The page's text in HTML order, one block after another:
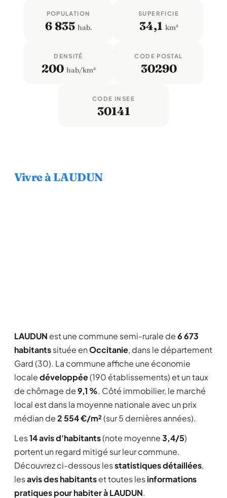
POPULATION
6 835 hab.
SUPERFICIE
34,1 km²
DENSITÉ
200 hab/km²
CODE POSTAL
30290
CODE INSEE
30141
Vivre à LAUDUN
LAUDUN est une commune semi-rurale de6 673
habitantssituée enOccitanie, dans le département
Gard (30). La commune affiche une économie
localedéveloppée(190 établissements) et un taux
de chômage de9,1 %. Côté immobilier, le marché
local est dans la moyenne nationale avec un prix
médian de2 554 €/m²(sur 5 dernières années).
Les14 avis d'habitants(note moyenne3,4/5)
portent un regard mitigé sur leur commune.
Découvrez ci-dessous lesstatistiques détaillées,
lesavis des habitantset toutes lesinformations
pratiques pour habiter à LAUDUN.